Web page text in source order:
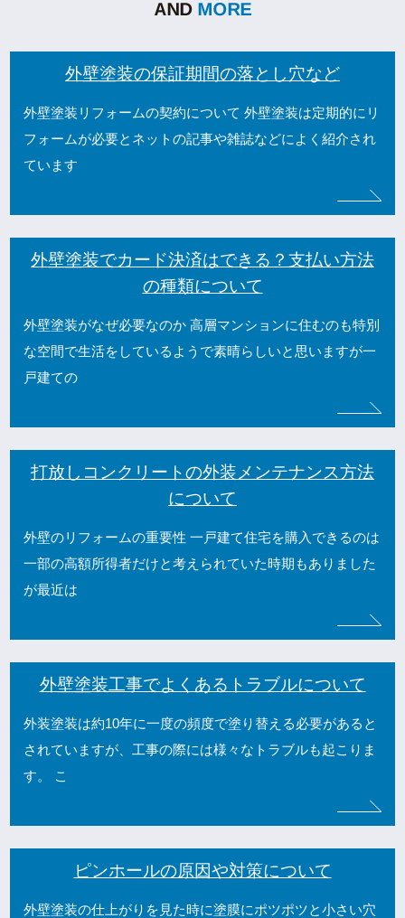
外壁塗装の保証期間の落とし穴など
外壁塗装リフォームの契約について 外壁塗装は定期的にリ
フォームが必要とネットの記事や雑誌などによく紹介され
ています
外壁塗装でカード決済はできる？支払い方法
の種類について
外壁塗装がなぜ必要なのか 高層マンションに住むのも特別
な空間で生活をしているようで素晴らしいと思いますが一
戸建ての
打放しコンクリートの外装メンテナンス方法
について
外壁のリフォームの重要性 一戸建て住宅を購入できるのは
一部の高額所得者だけと考えられていた時期もありました
が最近は
外壁塗装工事でよくあるトラブルについて
外装塗装は約10年に一度の頻度で塗り替える必要があると
されていますが、工事の際には様々なトラブルも起こりま
す。 こ
ピンホールの原因や対策について
外壁塗装の仕上がりを見た時に塗膜にポツポツと小さい穴